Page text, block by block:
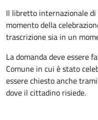
Il libretto internazionale di
momento della
trascrizione sia in un
La domanda deve essere
Comune in cui è stato
essere chiesto anche
dove il cittadino risiede.